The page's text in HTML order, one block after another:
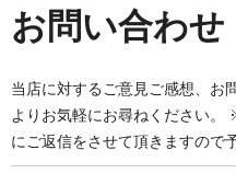
お問い合わせ
当店に対するご意見ご感想、お
よりお気軽にお尋ねください
にご返信をさせて頂きますので